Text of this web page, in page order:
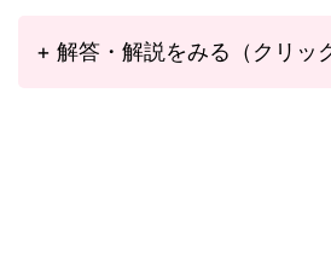
+ 解答・解説をみる（クリッ